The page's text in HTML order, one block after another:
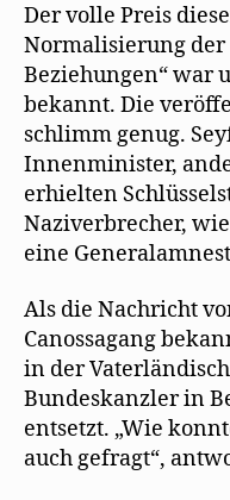
Der volle Preis
Normalisierung der
Beziehungen“ war
bekannt. Die
schlimm genug.
Innenminister,
erhielten
Naziverbrecher,
eine
Als die Nachricht
Canossagang
in der
Bundeskanzler in
entsetzt. „Wie
auch gefragt“,